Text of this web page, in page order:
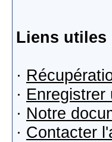
Liens utiles
·
· Enregistrer
· Notre
· Contacter